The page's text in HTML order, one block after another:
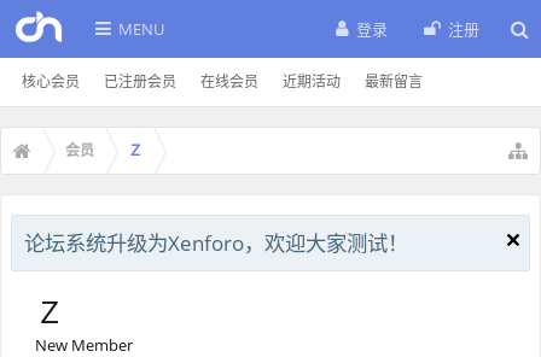
MENU
核心会员 已注册会员 在线会员 近期活动 最新留言
登录 注册
会员 Ｚ
论坛系统升级为Xenforo，欢迎大家测试！
Ｚ
New Member